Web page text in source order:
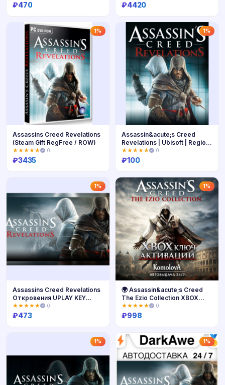
Купить
₽470
Купить
₽4420
1%
Assassins Creed Revelations
(Steam Gift RegFree / ROW)
★★★★★ 0
₽3435
1%
Купить
Assassin&acute;s Creed
Revelations | Ubisoft | Region
Free
★★★★★ 0
₽100
1%
Assassins Creed Revelations
Откровения UPLAY KEY
РФ+МИР
★★★★★ 0
₽473
1%
Купить
🌍 Assassin&acute;s Creed
The Ezio Collection XBOX
КЛЮЧ 🔑+🎁
★★★★★ 0
₽998
1% 1%